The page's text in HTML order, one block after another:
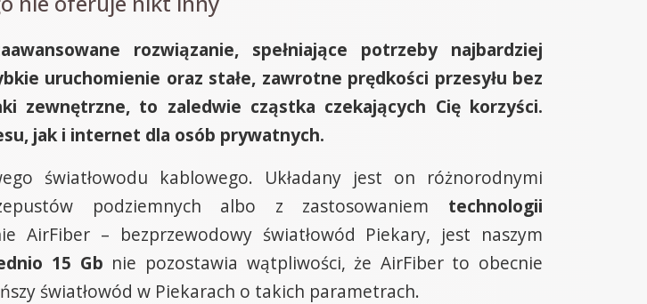
rozwiązanie, spełniające potrzeby najbardziej
uruchomienie oraz stałe, zawrotne prędkości przesyłu bez
zewnętrzne, to zaledwie cząstka czekających Cię korzyści.
jak i internet dla osób prywatnych.
światłowodu kablowego. Układany jest on różnorodnymi
podziemnych albo z zastosowaniem technologii
AirFiber – bezprzewodowy światłowód Piekary, jest naszym
15 Gb nie pozostawia wątpliwości, że AirFiber to obecnie
światłowód w Piekarach o takich parametrach.